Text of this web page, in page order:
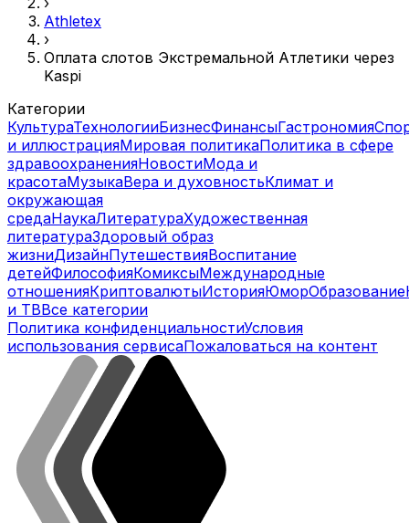
Athletex
›
Оплата слотов Экстремальной Атлетики через
Kaspi
Категории
КультураТехнологииБизнесФинансыГастрономия
и иллюстрацияМировая политикаПолитика в сфере
здравоохраненияНовостиМода и
красотаМузыкаВера и духовностьКлимат и
окружающая
средаНаукаЛитератураХудожественная
литератураЗдоровый образ
жизниДизайнПутешествияВоспитание
детейФилософияКомиксыМеждународные
отношенияКриптовалютыИсторияЮморОбразование
и ТВВсе категории
Политика конфиденциальностиУсловия
использования сервисаПожаловаться на контент